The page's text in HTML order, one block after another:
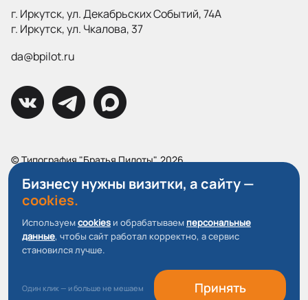
г. Иркутск, ул. Декабрьских Событий, 74А
г. Иркутск, ул. Чкалова, 37
da@bpilot.ru
© Типография "Братья Пилоты", 2026
Все права защищены.
Политика конфиденциальности
Пользовательское соглашение
О файлах Cookie
Бизнесу нужны визитки, а сайту —
cookies.
Используемcookies и обрабатываем персональные
данные, чтобы сайт работал корректно, а сервис
становился лучше.
Один клик — и больше не мешаем Принять